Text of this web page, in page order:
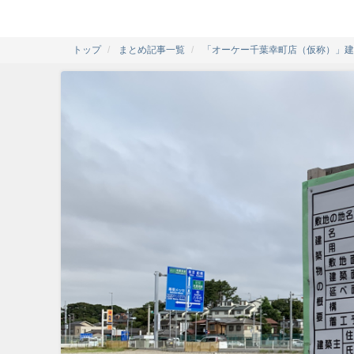
トップ まとめ記事一覧 「オーケー千葉幸町店（仮称）」